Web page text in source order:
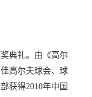
典礼。由《高尔
高尔夫球会、球
获得2010年中国